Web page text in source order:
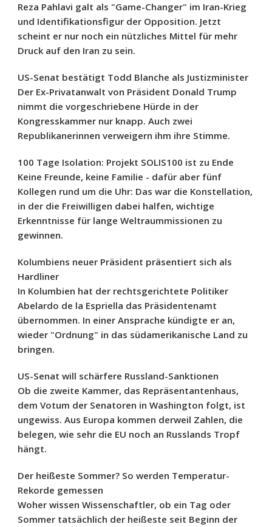
Reza Pahlavi galt als "Game-Changer" im Iran-Krieg
und Identifikationsfigur der Opposition. Jetzt
scheint er nur noch ein nützliches Mittel für mehr
Druck auf den Iran zu sein.
US-Senat bestätigt Todd Blanche als Justizminister
Der Ex-Privatanwalt von Präsident Donald Trump
nimmt die vorgeschriebene Hürde in der
Kongresskammer nur knapp. Auch zwei
Republikanerinnen verweigern ihm ihre Stimme.
100 Tage Isolation: Projekt SOLIS100 ist zu Ende
Keine Freunde, keine Familie - dafür aber fünf
Kollegen rund um die Uhr: Das war die Konstellation,
in der die Freiwilligen dabei halfen, wichtige
Erkenntnisse für lange Weltraummissionen zu
gewinnen.
Kolumbiens neuer Präsident präsentiert sich als
Hardliner
In Kolumbien hat der rechtsgerichtete Politiker
Abelardo de la Espriella das Präsidentenamt
übernommen. In einer Ansprache kündigte er an,
wieder "Ordnung" in das südamerikanische Land zu
bringen.
US-Senat will schärfere Russland-Sanktionen
Ob die zweite Kammer, das Repräsentantenhaus,
dem Votum der Senatoren in Washington folgt, ist
ungewiss. Aus Europa kommen derweil Zahlen, die
belegen, wie sehr die EU noch an Russlands Tropf
hängt.
Der heißeste Sommer? So werden Temperatur-
Rekorde gemessen
Woher wissen Wissenschaftler, ob ein Tag oder
Sommer tatsächlich der heißeste seit Beginn der